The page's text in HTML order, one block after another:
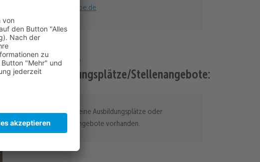
www.bube.de
Aktuelle
Ausbildungsplätze/Stellenangebote:
Es sind keine Ausbildungsplätze oder
Stellenangebote vorhanden.